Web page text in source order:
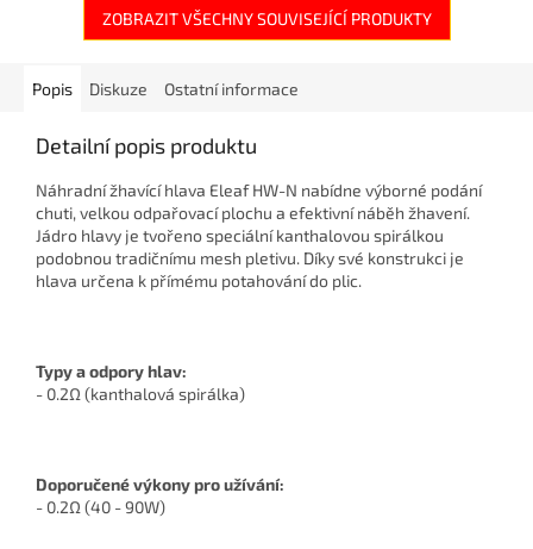
ZOBRAZIT VŠECHNY SOUVISEJÍCÍ PRODUKTY
Popis Diskuze Ostatní informace
Detailní popis produktu
Náhradní žhavící hlava Eleaf HW-N nabídne výborné podání
chuti, velkou odpařovací plochu a efektivní náběh žhavení.
Jádro hlavy je tvořeno speciální kanthalovou spirálkou
podobnou tradičnímu mesh pletivu. Díky své konstrukci je
hlava určena k přímému potahování do plic.
Typy a odpory hlav:
- 0.2Ω (kanthalová spirálka)
Doporučené výkony pro užívání:
- 0.2Ω (40 - 90W)